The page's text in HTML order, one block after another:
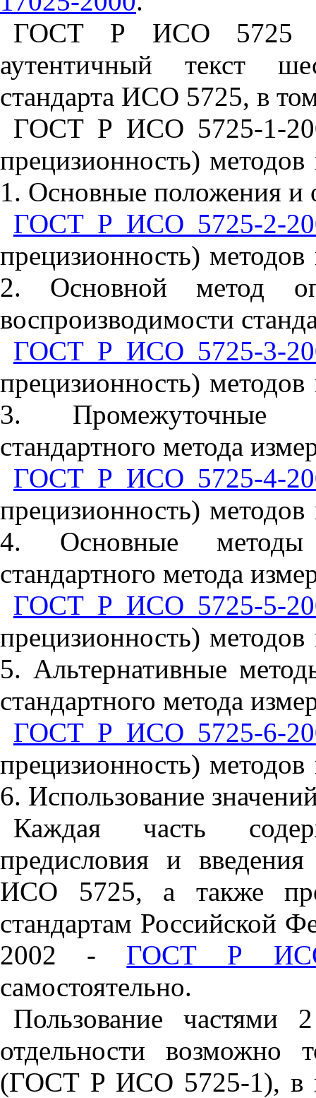
ГОСТ Р ИСО 5725
аутентичный текст
стандарта ИСО 5725, в
ГОСТ Р ИСО 5725-1-
прецизионность) методов
1. Основные положения и
ГОСТ Р ИСО 5725-2-
прецизионность) методов
2. Основной метод
воспроизводимости
ГОСТ Р ИСО 5725-3-
прецизионность) методов
3. Промежуточные
стандартного метода
ГОСТ Р ИСО 5725-4-
прецизионность) методов
4. Основные методы
стандартного метода
ГОСТ Р ИСО 5725-5-
прецизионность) методов
5. Альтернативные
стандартного метода
ГОСТ Р ИСО 5725-6-
прецизионность) методов
6. Использование
Каждая часть
предисловия и
ИСО 5725, а также
стандартам
2002 - ГОСТ Р ИСО
самостоятельно.
Пользование
отдельности возможно
(ГОСТ Р ИСО 5725-1), в